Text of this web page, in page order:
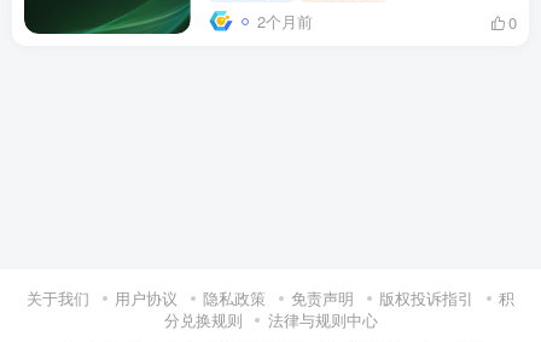
2个月前 0
关于我们 用户协议 隐私政策 免责声明 版权投诉指引
积
分兑换规则
法律与规则中心